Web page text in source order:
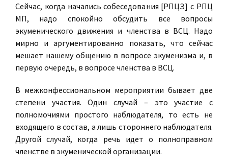
Сейчас, когда начались собеседования [РПЦЗ] с РПЦ
МП, надо спокойно обсудить все вопросы
экуменического движения и членства в ВСЦ. Надо
мирно и аргументированно показать, что сейчас
мешает нашему общению в вопросе экуменизма и, в
первую очередь, в вопросе членства в ВСЦ.
В межконфессиональном мероприятии бывает две
степени участия. Один случай – это участие с
полномочиями простого наблюдателя, то есть не
входящего в состав, а лишь стороннего наблюдателя.
Другой случай, когда речь идет о полноправном
членстве в экуменической организации.